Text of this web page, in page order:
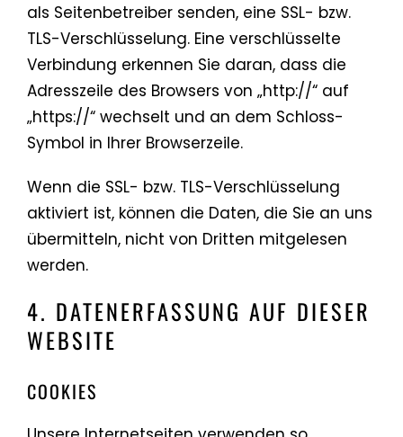
als Seitenbetreiber senden, eine SSL- bzw.
TLS-Verschlüsselung. Eine verschlüsselte
Verbindung erkennen Sie daran, dass die
Adresszeile des Browsers von „http://“ auf
„https://“ wechselt und an dem Schloss-
Symbol in Ihrer Browserzeile.
Wenn die SSL- bzw. TLS-Verschlüsselung
aktiviert ist, können die Daten, die Sie an uns
übermitteln, nicht von Dritten mitgelesen
werden.
4. DATENERFASSUNG AUF DIESER
WEBSITE
COOKIES